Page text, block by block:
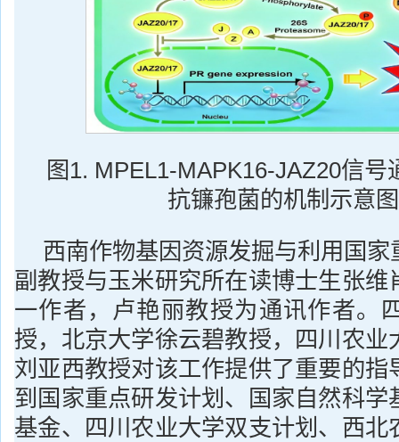
图1. MPEL1-MAPK16-JAZ20信号
抗镰孢菌的机制示意
西南作物基因资源发掘与利用国
副教授与玉米研究所在读博士生张维
一作者，卢艳丽教授为通讯作者。
授，北京大学徐云碧教授，四川农业
刘亚西教授对该工作提供了重要的指
到国家重点研发计划、国家自然科学
基金、四川农业大学双支计划、西北